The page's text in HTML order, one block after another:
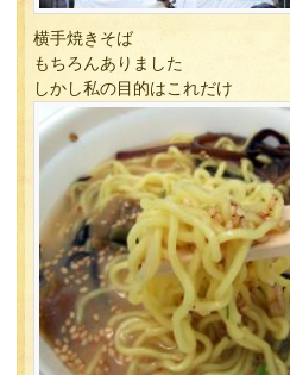
横手焼きそば
もちろんありました
しかし私の目的はこれだけ